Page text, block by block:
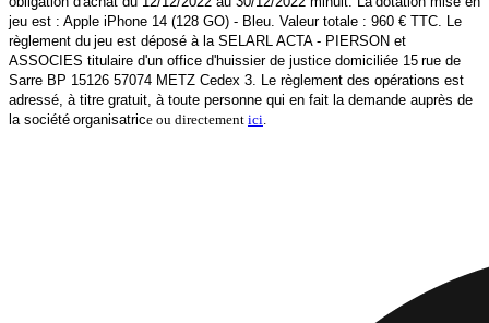
jeu est : Apple iPhone 14 (128 GO) - Bleu. Valeur totale : 960 € TTC. Le
règlement du jeu est déposé à la SELARL ACTA - PIERSON et
ASSOCIES titulaire d'un office d'huissier de justice domiciliée 15 rue de
Sarre BP 15126 57074 METZ Cedex 3.
Le règlement des opérations est
adressé, à titre gratuit, à toute personne qui en fait la demande auprès de
la société organisatrice ou directement ici